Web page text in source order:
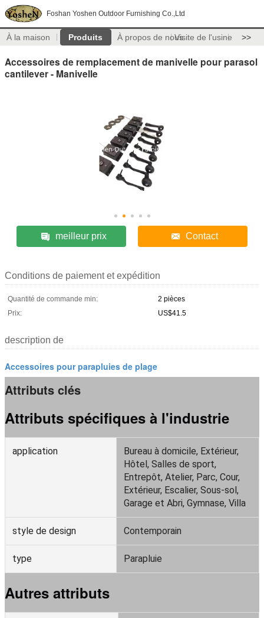
Foshan Yoshen Outdoor Furnishing Co.,Ltd
À la maison Produits À propos de nousVisite de l'usine >>
Accessoires de remplacement de manivelle pour parasol
cantilever - Manivelle
meilleur prix Contact
Conditions de paiement et expédition
Quantité de commande min:
2 pièces
Prix:
US$41.5
description de
Accessoires pour parapluies de plage
Attributs clés
Attributs spécifiques à l'industrie
application
Bureau à domicile, Extérieur,
Hôtel, Salles de sport,
Entrepôt, Atelier, Parc, Cour,
Extérieur, Escalier, Sous-sol,
Garage et Abri, Gymnase, Villa
style de design Contemporain
type Parapluie
Autres attributs